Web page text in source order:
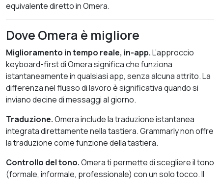
equivalente diretto in Omera.
Dove Omera è migliore
Miglioramento in tempo reale, in-app.L’approccio
keyboard-first di Omera significa che funziona
istantaneamente in qualsiasi app, senza alcuna attrito. La
differenza nel flusso di lavoro è significativa quando si
inviano decine di messaggi al giorno.
Traduzione.Omera include la traduzione istantanea
integrata direttamente nella tastiera. Grammarly non offre
la traduzione come funzione della tastiera.
Controllo del tono.Omera ti permette di scegliere il tono
(formale, informale, professionale) con un solo tocco. Il